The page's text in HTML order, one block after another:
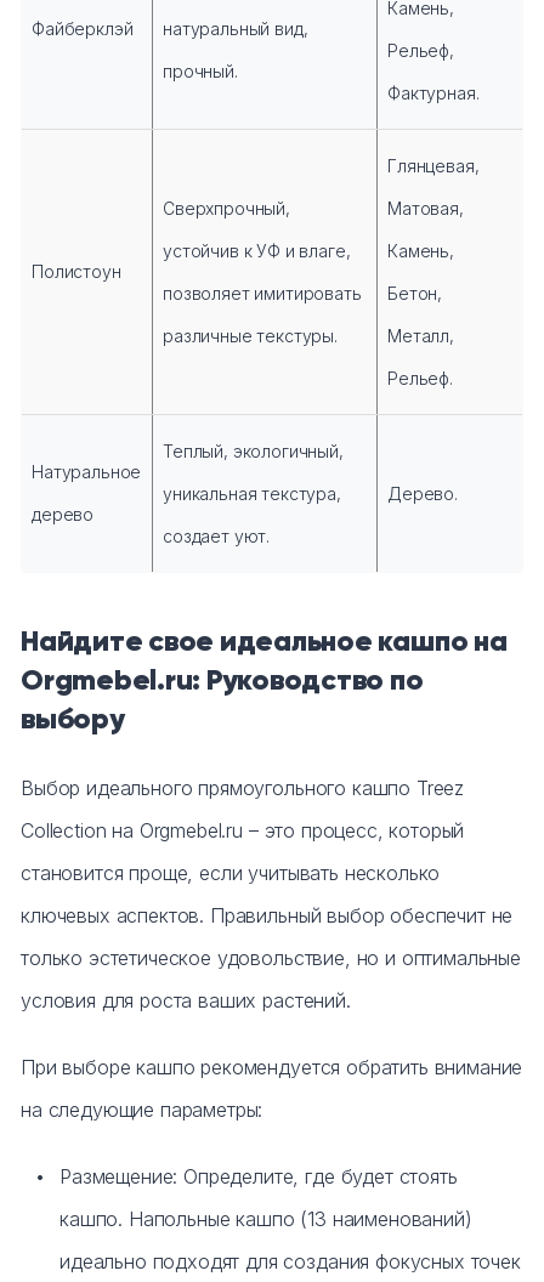
Файберклэй натуральный вид,
прочный.
Камень,
Рельеф,
Фактурная.
Полистоун
Сверхпрочный,
устойчив к УФ и влаге,
позволяет имитировать
различные текстуры.
Глянцевая,
Матовая,
Камень,
Бетон,
Металл,
Рельеф.
Натуральное
дерево
Теплый, экологичный,
уникальная текстура,
создает уют.
Дерево.
Найдите свое идеальное кашпо на
Orgmebel.ru: Руководство по
выбору
Выбор идеального прямоугольного кашпо Treez
Collection на Orgmebel.ru – это процесс, который
становится проще, если учитывать несколько
ключевых аспектов. Правильный выбор обеспечит не
только эстетическое удовольствие, но и оптимальные
условия для роста ваших растений.
При выборе кашпо рекомендуется обратить внимание
на следующие параметры:
Размещение: Определите, где будет стоять
кашпо. Напольные кашпо (13 наименований)
идеально подходят для создания фокусных точек